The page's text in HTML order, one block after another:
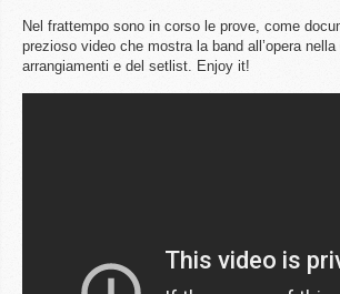
Nel frattempo sono in corso le prove, come
prezioso video che mostra la band all’opera
arrangiamenti e del setlist. Enjoy it!